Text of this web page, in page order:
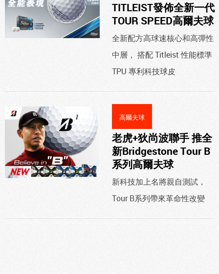
TITLEIST發佈全新一代
TOUR SPEED高爾夫球
全新配方高球速核心和高彈性
中層， 搭配 Titleist 性能標準
TPU 專利科技球皮
高爾夫球
老虎+狄尚波聯手 推全
新Bridgestone Tour B
系列高爾夫球
新科技加上名將親自測試，
Tour B系列帶來革命性改變